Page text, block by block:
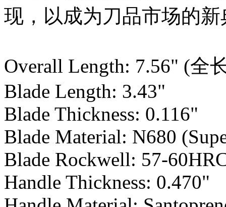
现，以成为刀品市场的新
Overall Length: 7.56" (全
Blade Length: 3.43"
Blade Thickness: 0.116"
Blade Material: N680
Blade Rockwell: 57-
Handle Thickness: 0.470"